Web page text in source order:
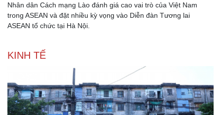
Nhân dân Cách mạng Lào đánh giá cao vai trò của Việt Nam
trong ASEAN và đặt nhiều kỳ vọng vào Diễn đàn Tương lai
ASEAN tổ chức tại Hà Nội.
KINH TẾ